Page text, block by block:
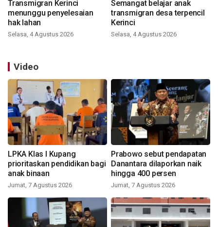
Transmigran Kerinci
menunggu penyelesaian
hak lahan
Selasa, 4 Agustus 2026
Semangat belajar anak
transmigran desa terpencil
Kerinci
Selasa, 4 Agustus 2026
Video
LPKA Klas I Kupang
prioritaskan pendidikan bagi
anak binaan
Jumat, 7 Agustus 2026
Prabowo sebut pendapatan
Danantara dilaporkan naik
hingga 400 persen
Jumat, 7 Agustus 2026